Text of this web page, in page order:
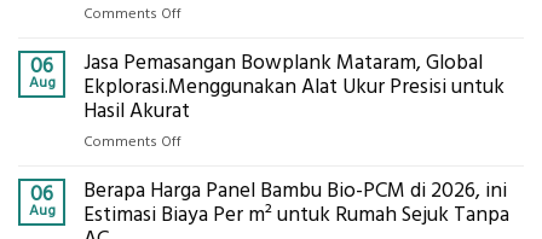
Eksplorasi
Pastikan
Pondasi
Kokoh
Comments Offon
Cooler
Berbasis
Limbah
Cara
Kerja,
06
Aug
Jasa Pemasangan Bowplank Mataram, Global
Ekplorasi.Menggunakan Alat Ukur Presisi untuk
Hasil Akurat
Comments Offon
Pemasangan
Bowplank
06
Aug
Berapa Harga Panel Bambu Bio-PCM di 2026, ini
Estimasi Biaya Per m² untuk Rumah Sejuk Tanpa